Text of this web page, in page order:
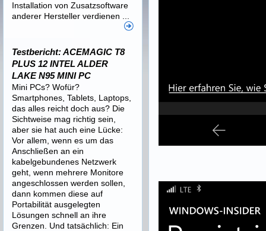
Installation von Zusatzsoftware
anderer Hersteller verdienen ...
Testbericht: ACEMAGIC T8
PLUS 12 INTEL ALDER
LAKE N95 MINI PC
Mini PCs? Wofür?
Smartphones, Tablets, Laptops,
das alles reicht doch aus? Die
Sichtweise mag richtig sein,
aber sie hat auch eine Lücke:
Vor allem, wenn es um das
Anschließen an ein
kabelgebundenes Netzwerk
geht, wenn mehrere Monitore
angeschlossen werden sollen,
dann kommen diese auf
Portabilität ausgelegten
Lösungen schnell an ihre
Grenzen. Und tatsächlich: Ein